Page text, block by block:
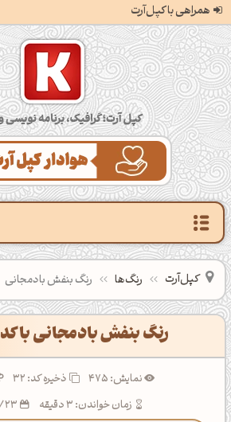
همراهی با کپل‌آرت کپل‌آرت؛ گرافیک، برنامه‌نویسی و خلاقیت
کپل‌آرت رنگ‌ها رنگ بنفش بادمجانی
رنگ بنفش بادمجانی با کد 5D3891
نمایش: 475 ذخیره کد:32
زمان خواندن: 3 دقیقه